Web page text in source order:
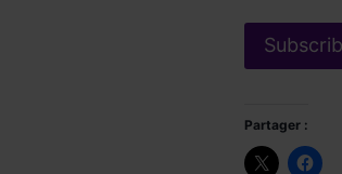
Partager :